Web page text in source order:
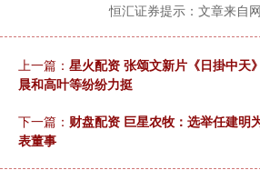
恒汇证券提示：文章来自
上一篇： 星火配资 张颂文新片《日掛中天
晨和高叶等纷纷力挺
下一篇： 财盘配资 巨星农牧：选举任建明
表董事